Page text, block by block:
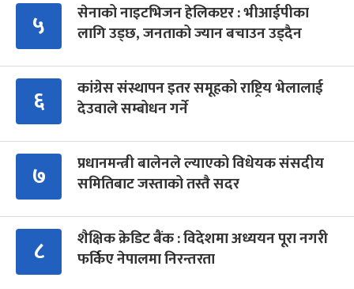
५
सेनाको नाइटभिजन हेलिकप्टर : भीआईपीका
लागि उड्छ, जनताको ज्यान बचाउन उड्दैन
६
कांग्रेस संस्थापन इतर समूहको राष्ट्रिय भेलालाई
देउवाले सम्बोधन गर्ने
७
प्रधानमन्त्री बालेनले ल्याएको विधेयक संसदीय
समितिबाट जस्ताको तस्तै सदर
८
शैक्षिक क्रेडिट बैंक : विदेशमा अध्ययन पूरा नगरी
फर्किए नेपालमा निरन्तरता